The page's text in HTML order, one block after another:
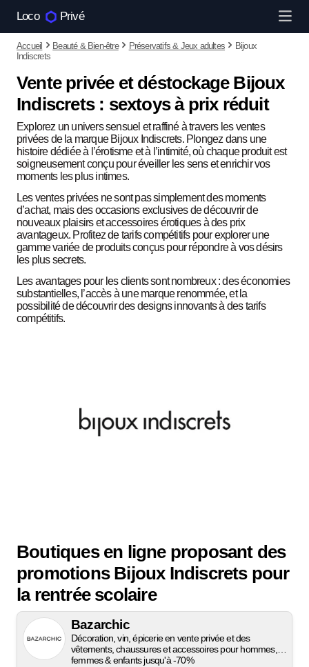
Loco Privé
Accueil Beauté & Bien-être Préservatifs & Jeux adultes
Bijoux
Indiscrets
Vente privée et déstockage Bijoux
Indiscrets : sextoys à prix réduit
Explorez un univers sensuel et raffiné à travers les ventes
privées de la marque Bijoux Indiscrets. Plongez dans une
histoire dédiée à l’érotisme et à l’intimité, où chaque produit est
soigneusement conçu pour éveiller les sens et enrichir vos
moments les plus intimes.
Les ventes privées ne sont pas simplement des moments
d’achat, mais des occasions exclusives de découvrir de
nouveaux plaisirs et accessoires érotiques à des prix
avantageux. Profitez de tarifs compétitifs pour explorer une
gamme variée de produits conçus pour répondre à vos désirs
les plus secrets.
Les avantages pour les clients sont nombreux : des économies
substantielles, l’accès à une marque renommée, et la
possibilité de découvrir des designs innovants à des tarifs
compétitifs.
Boutiques en ligne proposant des
promotions Bijoux Indiscrets pour
la rentrée scolaire
Bazarchic
Décoration, vin, épicerie en vente privée et des
vêtements, chaussures et accessoires pour hommes,
femmes & enfants jusqu'à -70%